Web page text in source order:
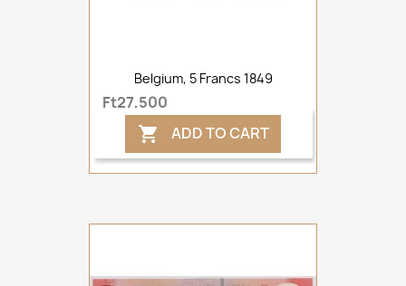
Belgium, 5 Francs 1849
Ft27,500
 ADD TO CART